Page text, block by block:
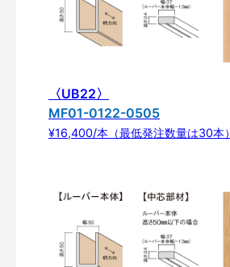
〈UB22〉
MF01-0122-0505
¥16,400/本（最低発注数量は30本）